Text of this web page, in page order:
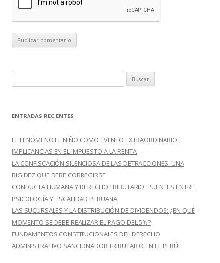
u
c
r
:
ENTRADAS RECIENTES
EL FENÓMENO EL NIÑO COMO EVENTO EXTRAORDINARIO:
IMPLICANCIAS EN EL IMPUESTO A LA RENTA
LA CONFISCACIÓN SILENCIOSA DE LAS DETRACCIONES: UNA
RIGIDEZ QUE DEBE CORREGIRSE
CONDUCTA HUMANA Y DERECHO TRIBUTARIO: PUENTES ENTRE
PSICOLOGÍA Y FISCALIDAD PERUANA
LAS SUCURSALES Y LA DISTRIBUCIÓN DE DIVIDENDOS: ¿EN QUÉ
MOMENTO SE DEBE REALIZAR EL PAGO DEL 5%?
FUNDAMENTOS CONSTITUCIONALES DEL DERECHO
ADMINISTRATIVO SANCIONADOR TRIBUTARIO EN EL PERÚ